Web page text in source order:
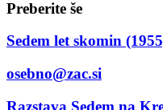
Preberite še
Sedem let skomin
osebno@zac.si
Razstava Sedem na